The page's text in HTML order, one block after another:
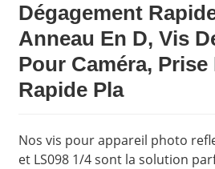
Dégagement
Anneau En D, Vis
Pour Caméra, Prise
Rapide Pla
Nos vis pour appareil photo
et LS098 1/4 sont la solution